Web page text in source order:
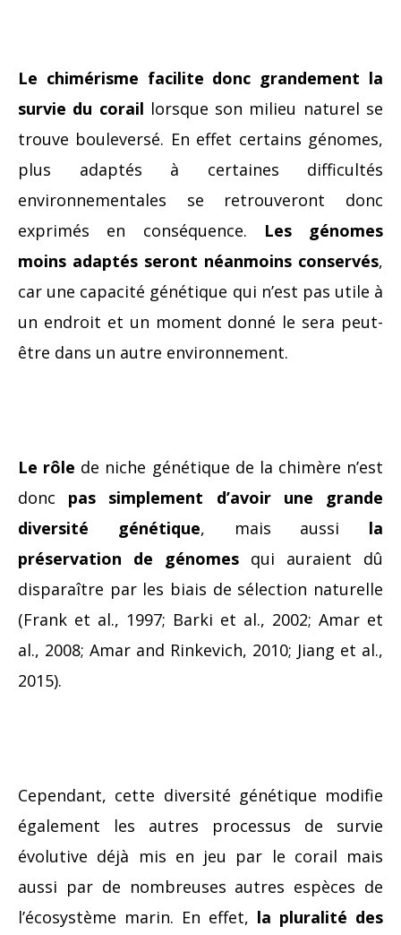
Le chimérisme facilite donc grandement la
survie du corail lorsque son milieu naturel se
trouve bouleversé. En effet certains génomes,
plus adaptés à certaines difficultés
environnementales se retrouveront donc
exprimés en conséquence. Les génomes
moins adaptés seront néanmoins conservés,
car une capacité génétique qui n’est pas utile à
un endroit et un moment donné le sera peut-
être dans un autre environnement.
Le rôle de niche génétique de la chimère n’est
donc pas simplement d’avoir une grande
diversité génétique, mais aussi la
préservation de génomes qui auraient dû
disparaître par les biais de sélection naturelle
(Frank et al., 1997; Barki et al., 2002; Amar et
al., 2008; Amar and Rinkevich, 2010; Jiang et al.,
2015).
Cependant, cette diversité génétique modifie
également les autres processus de survie
évolutive déjà mis en jeu par le corail mais
aussi par de nombreuses autres espèces de
l’écosystème marin. En effet, la pluralité des